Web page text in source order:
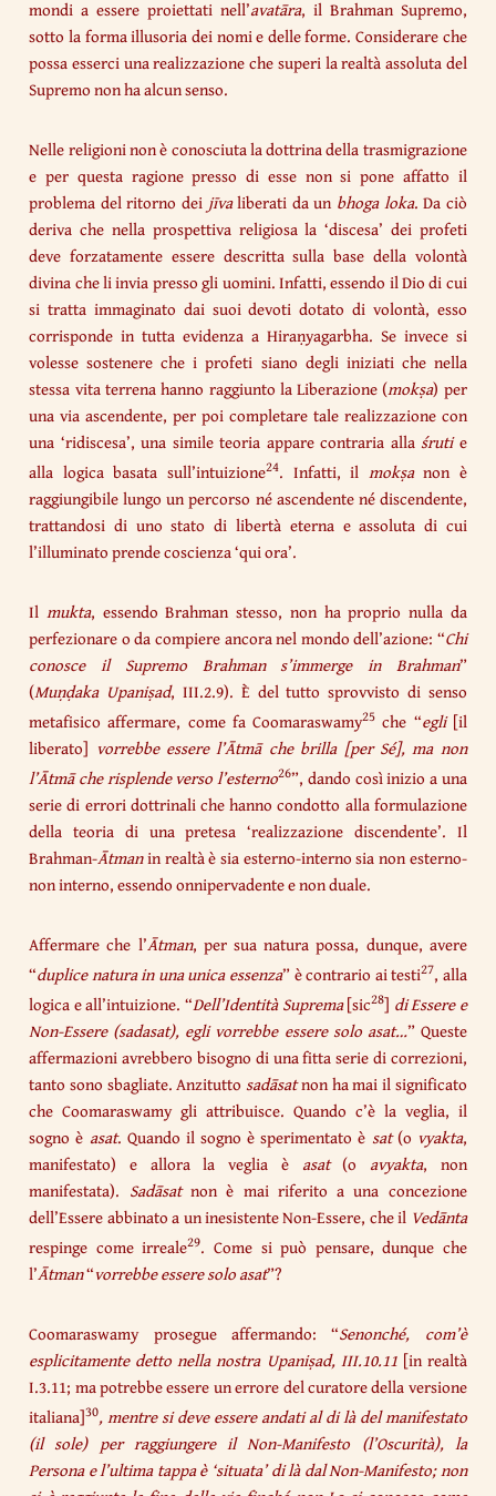
mondi a essere proiettati nell’avatāra, il Brahman Supremo,
sotto la forma illusoria dei nomi e delle forme. Considerare che
possa esserci una realizzazione che superi la realtà assoluta del
Supremo non ha alcun senso.
Nelle religioni non è conosciuta la dottrina della trasmigrazione
e per questa ragione presso di esse non si pone affatto il
problema del ritorno dei jīvaliberati da un bhoga loka. Da ciò
deriva che nella prospettiva religiosa la ‘discesa’ dei profeti
deve forzatamente essere descritta sulla base della volontà
divina che li invia presso gli uomini. Infatti, essendo il Dio di cui
si tratta immaginato dai suoi devoti dotato di volontà, esso
corrisponde in tutta evidenza a Hiraṇyagarbha. Se invece si
volesse sostenere che i profeti siano degli iniziati che nella
stessa vita terrena hanno raggiunto la Liberazione (mokṣa) per
una via ascendente, per poi completare tale realizzazione con
una ‘ridiscesa’, una simile teoria appare contraria allaśrutie
alla logica basata sull’intuizione24. Infatti, il mokṣanon è
raggiungibile lungo un percorso né ascendente né discendente,
trattandosi di uno stato di libertà eterna e assoluta di cui
l’illuminato prende coscienza ‘qui ora’.
Il mukta, essendo Brahman stesso, non ha proprio nulla da
perfezionare o da compiere ancora nel mondo dell’azione: “Chi
conosce il Supremo Brahman s’immerge in Brahman”
(Muṇḍaka Upaniṣad, III.2.9). È del tutto sprovvisto di senso
metafisico affermare, come fa Coomaraswamy25 che “egli [il
liberato] vorrebbe essere l’Ātmā che brilla [per Sé], ma non
l’Ātmā che risplende verso l’esterno26”, dando così inizio a una
serie di errori dottrinali che hanno condotto alla formulazione
della teoria di una pretesa ‘realizzazione discendente’. Il
Brahman-Ātmanin realtà è sia esterno-interno sia non esterno-
non interno, essendo onnipervadente e non duale.
Affermare che l’Ātman, per sua natura possa, dunque, avere
“duplice natura in una unica essenza” è contrario ai testi27, alla
logica e all’intuizione. “Dell’Identità Suprema[sic28] di Essere e
Non-Essere (sadasat), egli vorrebbe essere solo asat…” Queste
affermazioni avrebbero bisogno di una fitta serie di correzioni,
tanto sono sbagliate. Anzituttosadāsatnon ha mai il significato
che Coomaraswamy gli attribuisce. Quando c’è la veglia, il
sogno è asat. Quando il sogno è sperimentato è sat(o vyakta,
manifestato) e allora la veglia è asat(o avyakta, non
manifestata). Sadāsat non è mai riferito a una concezione
dell’Essere abbinato a un inesistente Non-Essere, che il Vedānta
respinge come irreale29. Come si può pensare, dunque che
l’Ātman“vorrebbe essere soloasat”?
Coomaraswamy prosegue affermando: “Senonché, com’è
esplicitamente detto nella nostra Upaniṣad, III.10.11 [in realtà
I.3.11; ma potrebbe essere un errore del curatore della versione
italiana]30, mentre si deve essere andati al di là del manifestato
(il sole) per raggiungere il Non-Manifesto (l’Oscurità), la
Persona e l’ultima tappa è ‘situata’ di là dal Non-Manifesto; non